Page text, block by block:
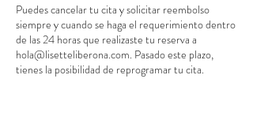
Puedes cancelar tu cita y solicitar reembolso
siempre y cuando se haga el requerimiento dentro
de las 24 horas que realizaste tu reserva a
hola@lisetteliberona.com. Pasado este plazo,
tienes la posibilidad de reprogramar tu cita.